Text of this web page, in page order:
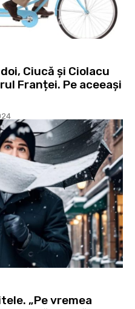
Ciucă și Ciolacu
Franței. Pe aceeași
„Pe vremea